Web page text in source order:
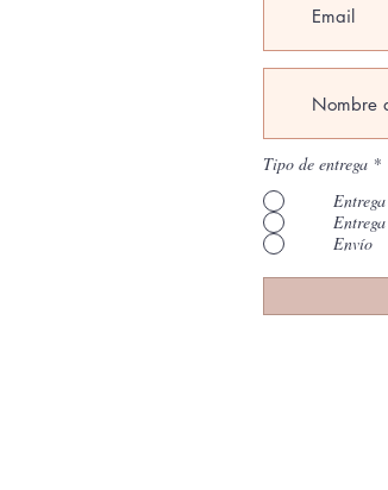
Tipo de entrega *
Envío